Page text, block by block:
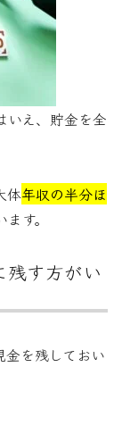
いえ、貯金を全
体年収の半分ほ
す。
す方がい
を残しておい